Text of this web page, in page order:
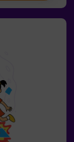
activitat
clau. 🏆I el
l'adrenalina i
Pulse Up avui
Combat (per a
està a punt de
- Mode
persones en 2
el major